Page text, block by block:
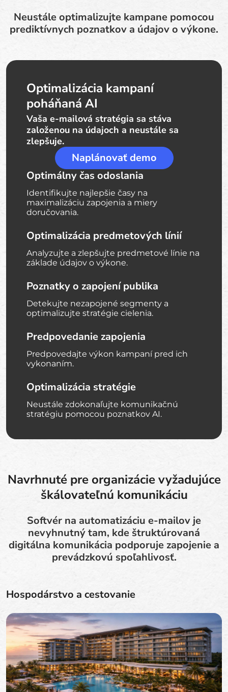
Neustále optimalizujte kampane pomocou
prediktívnych poznatkov a údajov o výkone.
Optimalizácia kampaní
poháňaná AI
Vaša e-mailová stratégia sa stáva
založenou na údajoch a neustále sa
zlepšuje.
Naplánovať demo
Optimálny čas odoslania
Identifikujte najlepšie časy na
maximalizáciu zapojenia a miery
doručovania.
Optimalizácia predmetových línií
Analyzujte a zlepšujte predmetové línie na
základe údajov o výkone.
Poznatky o zapojení publika
Detekujte nezapojené segmenty a
optimalizujte stratégie cielenia.
Predpovedanie zapojenia
Predpovedajte výkon kampaní pred ich
vykonaním.
Optimalizácia stratégie
Neustále zdokonaľujte komunikačnú
stratégiu pomocou poznatkov AI.
Navrhnuté pre organizácie vyžadujúce
škálovateľnú komunikáciu
Softvér na automatizáciu e-mailov je
nevyhnutný tam, kde štruktúrovaná
digitálna komunikácia podporuje zapojenie a
prevádzkovú spoľahlivosť.
Hospodárstvo a cestovanie